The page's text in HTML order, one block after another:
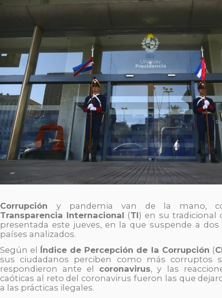
Corrupción y pandemia van de la mano,
Transparencia Internacional (TI) en su tradicional
presentada este jueves, en la que suspende a dos
países analizados.
Según el Índice de Percepción de la Corrupción (
sus ciudadanos perciben como más corruptos
respondieron ante el coronavirus, y las
caóticas al reto del coronavirus fueron las que
a las prácticas ilegales.